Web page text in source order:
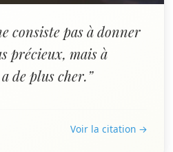
consiste pas à donner
précieux, mais à
de plus cher.”
Voir la citation →